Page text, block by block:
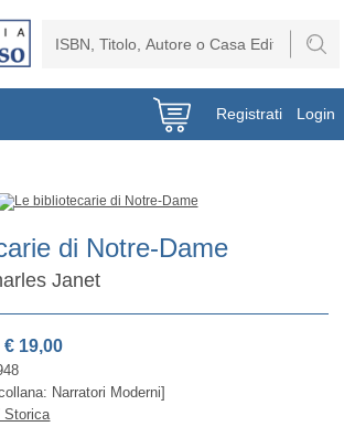
Registrati Login
di Notre-Dame
Janet
€ 19,00
Narratori Moderni]
Storica